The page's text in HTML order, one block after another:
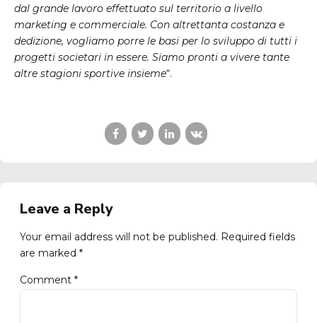
dal grande lavoro effettuato sul territorio a livello
marketing e commerciale. Con altrettanta costanza e
dedizione, vogliamo porre le basi per lo sviluppo di tutti i
progetti societari in essere. Siamo pronti a vivere tante
altre stagioni sportive insieme“.
Leave a Reply
Your email address will not be published. Required fields
are marked *
Comment *